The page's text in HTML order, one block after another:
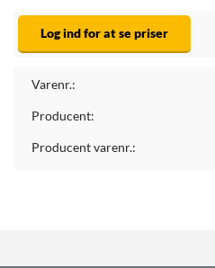
Log ind for at se priser
Varenr.:
Producent:
Producent varenr.: